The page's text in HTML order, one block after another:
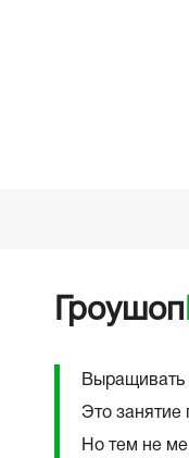
Гроушоп
Выращивать
Это занятие
Но тем не